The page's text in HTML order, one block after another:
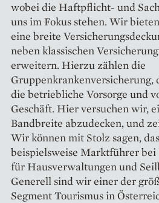
wobei die Haftpflicht- und
uns im Fokus stehen. Wir
eine breite
neben klassischen
erweitern. Hierzu zählen die
Gruppenkrankenversicherung,
die betriebliche Vorsorge und
Geschäft. Hier versuchen wir,
Bandbreite abzudecken, und
Wir können mit Stolz sagen,
beispielsweise Marktführer bei
für Hausverwaltungen und
Generell sind wir einer der
Segment Tourismus in